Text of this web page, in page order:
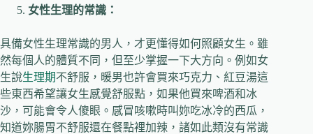
女性生理的常識：
具備女性生理常識的男人，才更懂得如何照顧女生。雖
然每個人的體質不同，但至少掌握一下大方向。例如女
生說生理期不舒服，暖男也許會買來巧克力、紅豆湯這
些東西希望讓女生感覺舒服點，如果他買來啤酒和冰
沙，可能會令人傻眼。感冒咳嗽時叫妳吃冰冷的西瓜，
知道妳腸胃不舒服還在餐點裡加辣，諸如此類沒有常識